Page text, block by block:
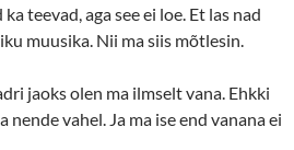
teevad, aga see ei loe. Et las nad
muusika. Nii ma siis mõtlesin.
jaoks olen ma ilmselt vana. Ehkki
nende vahel. Ja ma ise end vanana ei